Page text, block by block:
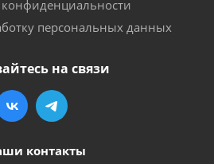
персональных данных
на связи
контакты